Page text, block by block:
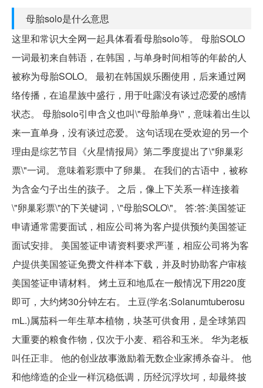
母胎solo是什么意思
这里和常识大全网一起具体看看母胎solo等。 母胎SOLO
一词最初来自韩语，在韩国，与单身时间相等的年龄的人
被称为母胎SOLO。 最初在韩国娱乐圈使用，后来通过网
络传播，在追星族中盛行，用于吐露没有谈过恋爱的感情
状态。 母胎solo引申含义也叫\"母胎单身\"，意味着出生以
来一直单身，没有谈过恋爱。 这句话现在受欢迎的另一个
理由是综艺节目《火星情报局》第二季度提出了\"卵巢彩
票\"一词。 意味着彩票中了卵巢。 在我们的古语中，被称
为含金勺子出生的孩子。 之后，像上下关系一样连接着
\"卵巢彩票\"的下关键词，\"母胎SOLO\"。 答:答:美国签证
申请通常需要面试，相应公司将为客户提供预约美国签证
面试安排。 美国签证申请资料要求严谨，相应公司将为客
户提供美国签证免费文件样本下载，并及时协助客户审核
美国签证申请材料。 烤土豆和地瓜在一般情况下用220度
即可，大约烤30分钟左右。 土豆(学名:Solanumtuberosu
mL.)属茄科一年生草本植物，块茎可供食用，是全球第四
大重要的粮食作物，仅次于小麦、稻谷和玉米。 华为老板
叫任正非。 他的创业故事激励着无数企业家搏杀奋斗。 他
和他缔造的企业一样沉稳低调，历经沉浮坎坷，却最终披